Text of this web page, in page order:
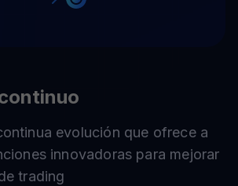
evolución que ofrece a
innovadoras para mejorar
trading